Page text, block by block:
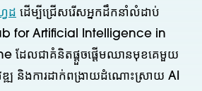
វដ ដើម្បីជ្រើសរើសអ្នកដឹកនាំលំដាប់
for Artificial Intelligence in
ដែលជាគំនិតផ្តួចផ្តើមឈានមុខគេមួយ
ឍ និងការដាក់ពង្រាយដំណោះស្រាយ AI